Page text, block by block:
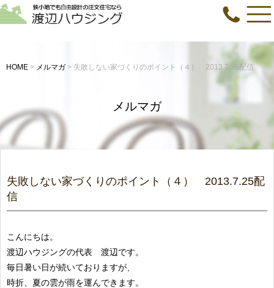
HOME > メルマガ > 失敗しない家づくりのポイント（４） 2013.7.25配信
メルマガ
失敗しない家づくりのポイント（４） 2013.7.25配
信
こんにちは。
渡辺ハウジングの代表 渡辺です。
毎日暑い日が続いておりますが、
時折、夏の雲が雨を運んできます。